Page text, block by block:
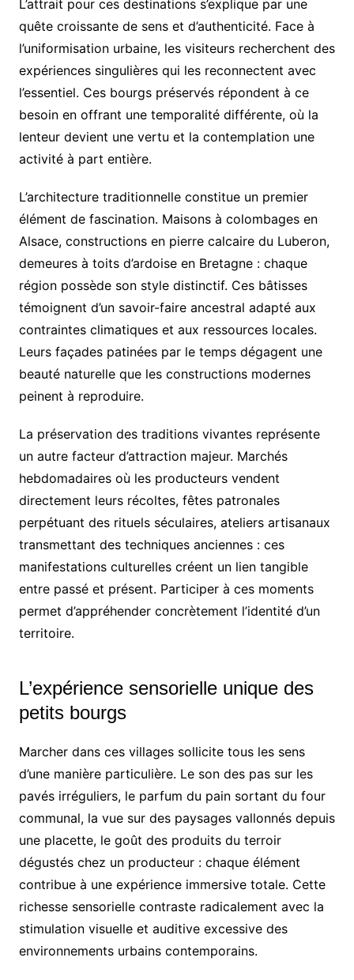
L’attrait pour ces destinations s’explique par une
quête croissante de sens et d’authenticité. Face à
l’uniformisation urbaine, les visiteurs recherchent des
expériences singulières qui les reconnectent avec
l’essentiel. Ces bourgs préservés répondent à ce
besoin en offrant une temporalité différente, où la
lenteur devient une vertu et la contemplation une
activité à part entière.
L’architecture traditionnelle constitue un premier
élément de fascination. Maisons à colombages en
Alsace, constructions en pierre calcaire du Luberon,
demeures à toits d’ardoise en Bretagne : chaque
région possède son style distinctif. Ces bâtisses
témoignent d’un savoir-faire ancestral adapté aux
contraintes climatiques et aux ressources locales.
Leurs façades patinées par le temps dégagent une
beauté naturelle que les constructions modernes
peinent à reproduire.
La préservation des traditions vivantes représente
un autre facteur d’attraction majeur. Marchés
hebdomadaires où les producteurs vendent
directement leurs récoltes, fêtes patronales
perpétuant des rituels séculaires, ateliers artisanaux
transmettant des techniques anciennes : ces
manifestations culturelles créent un lien tangible
entre passé et présent. Participer à ces moments
permet d’appréhender concrètement l’identité d’un
territoire.
L’expérience sensorielle unique des
petits bourgs
Marcher dans ces villages sollicite tous les sens
d’une manière particulière. Le son des pas sur les
pavés irréguliers, le parfum du pain sortant du four
communal, la vue sur des paysages vallonnés depuis
une placette, le goût des produits du terroir
dégustés chez un producteur : chaque élément
contribue à une expérience immersive totale. Cette
richesse sensorielle contraste radicalement avec la
stimulation visuelle et auditive excessive des
environnements urbains contemporains.